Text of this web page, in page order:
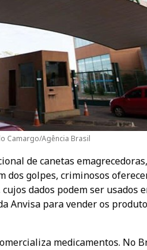
Camargo/Agência Brasil
de canetas
dos golpes, criminosos
dados podem ser usados
Anvisa para vender os
medicamentos. No